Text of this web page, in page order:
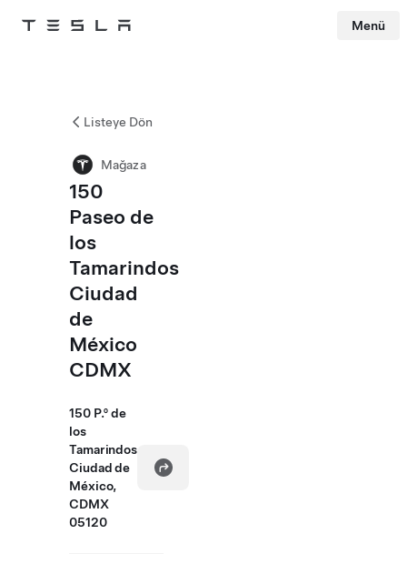
Tesla Menü
Listeye Dön
Mağaza
150
Paseo de
los
Tamarindos
Ciudad
de
México
CDMX
150 P.º de
los
Tamarindos
Ciudad de
México,
CDMX
05120